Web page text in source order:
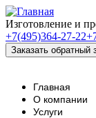
Изготовление и
+7(495)364-27-22
Главная
О компании
Услуги